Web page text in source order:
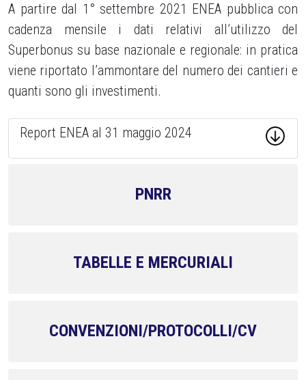
A partire dal 1° settembre 2021 ENEA pubblica con
cadenza mensile i dati relativi all’utilizzo del
Superbonus su base nazionale e regionale: in pratica
viene riportato l’ammontare del numero dei cantieri e
quanti sono gli investimenti.
Report ENEA al 31 maggio 2024
PNRR
TABELLE E MERCURIALI
CONVENZIONI/PROTOCOLLI/CV